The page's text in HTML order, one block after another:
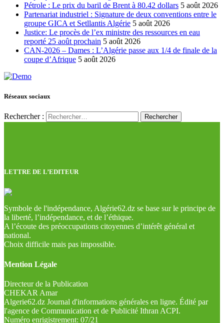
Pétrole : Le prix du baril de Brent à 80.42 dollars 5 août 2026
Partenariat industriel : Signature de deux conventions entre le
groupe GICA et Setllantis Algérie 5 août 2026
Justice: Le procès de l’ex ministre des ressources en eau
reporté 25 août prochain 5 août 2026
CAN-2026 – Dames : L’Algérie passe aux 1/4 de finale de la
coupe d’Afrique 5 août 2026
Réseaux sociaux
Rechercher :
LETTRE DE L’EDITEUR
Symbole de l'indépendance, Algérie62.dz se base sur le principe de
la liberté, l’indépendance, et de l’éthique.
A l’écoute des préoccupations citoyennes d’intérêt général et
national.
Choix difficile mais pas impossible.
Mention Légale
Directeur de la Publication
CHEKAR Amar
Algerie62.dz Journal d'informations générales en ligne. Édité par
l'agence de Communication et de Publicité Ithran ACPI.
Numéro enrigistrement: 07/21